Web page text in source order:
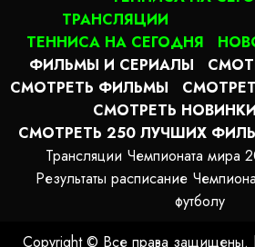
ТРАНСЛЯЦИИ
ТЕННИСА НА СЕГОДНЯ
ФИЛЬМЫ И СЕРИАЛЫ
СМОТРЕТЬ ФИЛЬМЫ
СМОТРЕТЬ
СМОТРЕТЬ 250 ЛУЧШИХ
Трансляции Чемпионата мира
Результаты расписание
футболу
Copyright © Все права защищены. |